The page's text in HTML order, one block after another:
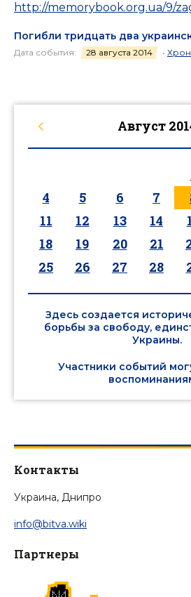
http://memorybook.org.ua/9/
Погибли тридцать два
Дата события: 28 августа 2014 •
Август
4
5 6 7
11
12 13 14
18
19 20 21
25
26 27 28
Здесь создается
борьбы за свободу,
Украины.
Участники событий
Контакты
Украина, Днипро
info@bitva.wiki
Партнеры